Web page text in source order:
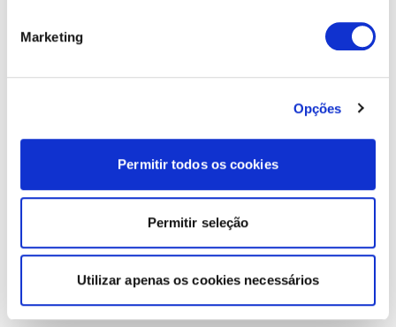
Marketing
Opções
Permitir todos os cookies
Permitir seleção
Utilizar apenas os cookies necessários